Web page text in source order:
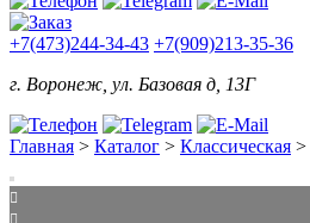
+7(473)244-34-43 +7(909)213-35-36
г. Воронеж, ул. Базовая д, 13Г
Главная > Каталог > Классическая >